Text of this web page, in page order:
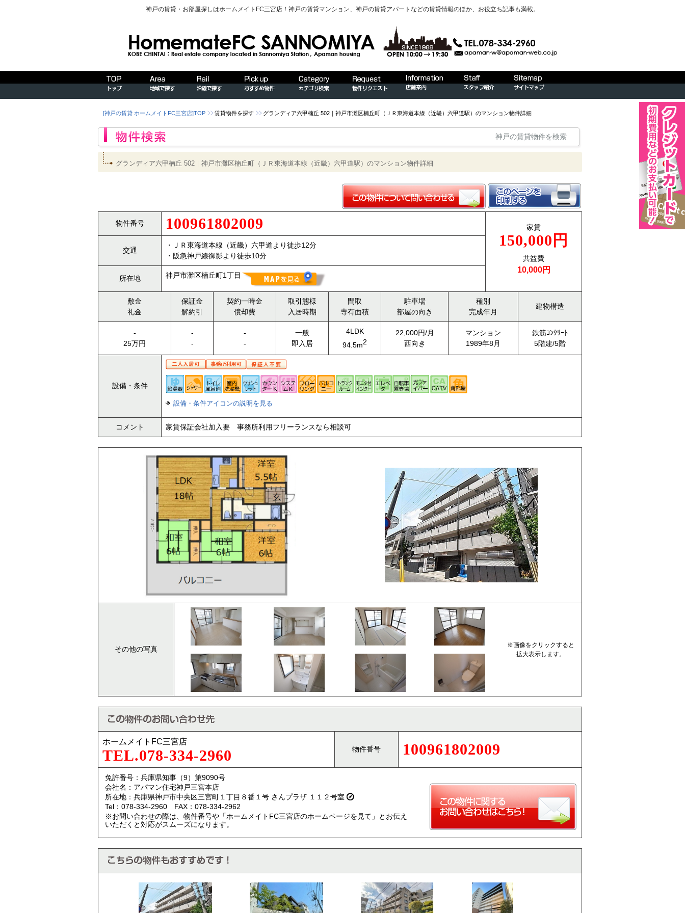
神戸の賃貸・お部屋探しはホームメイトFC三宮店！神戸の賃貸マンション、神戸の賃貸アパートなどの賃貸情報のほか、お役立ち記事も満載。
[神戸の賃貸 ホームメイトFC三宮店]TOP 賃貸物件を探す グランディア六甲楠丘 502｜神戸市灘区楠丘町（ＪＲ東海道本線（近畿）六甲道駅）のマンション物件詳細
神戸の賃貸物件を検索
グランディア六甲楠丘 502｜神戸市灘区楠丘町（ＪＲ東海道本線（近畿）六甲道駅）のマンション物件詳細
物件番号 100961802009 家賃
150,000円
共益費
10,000円
交通
・ＪＲ東海道本線（近畿）六甲道より徒歩12分
・阪急神戸線御影より徒歩10分
所在地 神戸市灘区楠丘町1丁目
敷金
礼金
保証金
解約引
契約一時金
償却費
取引態様
入居時期
間取
専有面積
駐車場
部屋の向き
種別
完成年月
建物構造
-
25万円
-
-
-
-
一般
即入居
4LDK
94.5m2
22,000円/月
西向き
マンション
1989年8月
鉄筋ｺﾝｸﾘｰﾄ
5階建/5階
設備・条件
設備・条件アイコンの説明を見る
コメント 家賃保証会社加入要 事務所利用フリーランスなら相談可
その他の写真
※画像をクリックすると
拡大表示します。
ホームメイトFC三宮店
TEL.078-334-2960 物件番号 100961802009
免許番号：兵庫県知事（9）第9090号
会社名：アパマン住宅神戸三宮本店
所在地：兵庫県神戸市中央区三宮町１丁目８番１号 さんプラザ １１２号室
Tel：078-334-2960 FAX：078-334-2962
※お問い合わせの際は、物件番号や「ホームメイトFC三宮店のホームページを見て」とお伝え
いただくと対応がスムーズになります。